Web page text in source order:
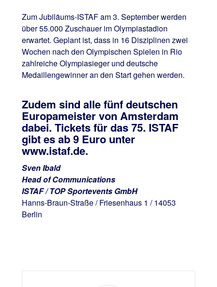
Zum Jubiläums-ISTAF am 3. September werden
über 55.000 Zuschauer im Olympiastadion
erwartet. Geplant ist, dass in 16 Disziplinen zwei
Wochen nach den Olympischen Spielen in Rio
zahlreiche Olympiasieger und deutsche
Medaillengewinner an den Start gehen werden.
Zudem sind alle fünf deutschen
Europameister von Amsterdam
dabei. Tickets für das 75. ISTAF
gibt es ab 9 Euro unter
www.istaf.de.
Sven Ibald
Head of Communications
ISTAF / TOP Sportevents GmbH
Hanns-Braun-Straße / Friesenhaus 1 / 14053
Berlin